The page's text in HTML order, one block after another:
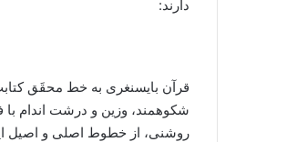
دارند:
قرآن بایسنغری به خط محقَق
شکوهمند، وزین و درشت اندام
روشنی، از خطوط اصلی و اصیل